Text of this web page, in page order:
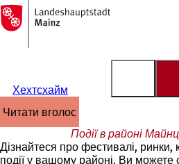
Перейти до змісту
На
головну
сторінку
Хехтсхайм
читати вголос
Події в районі
Дізнайтеся про фестивалі, ринки,
події у вашому районі. Ви можете